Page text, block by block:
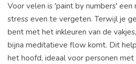
Voor velen is 'paint by numbers' een
stress even te vergeten. Terwijl je
bent met het inkleuren van de
bijna meditatieve flow komt. Dit
het hoofd, ideaal voor personen